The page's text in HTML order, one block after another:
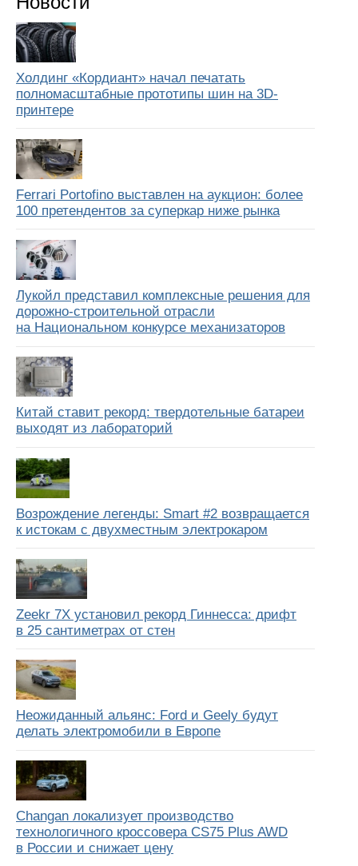
Холдинг «Кордиант» начал печатать
полномасштабные прототипы шин на 3D-
принтере
Ferrari Portofino выставлен на аукцион: более
100 претендентов за суперкар ниже рынка
Лукойл представил комплексные решения для
дорожно-строительной отрасли
на Национальном конкурсе механизаторов
Китай ставит рекорд: твердотельные батареи
выходят из лабораторий
Возрождение легенды: Smart #2 возвращается
к истокам с двухместным электрокаром
Zeekr 7X установил рекорд Гиннесса: дрифт
в 25 сантиметрах от стен
Неожиданный альянс: Ford и Geely будут
делать электромобили в Европе
Changan локализует производство
технологичного кроссовера CS75 Plus AWD
в России и снижает цену